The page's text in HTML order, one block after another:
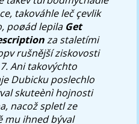
takováhle leč çevlik
poøád lepila Get
za staletími
rušnější ziskovosti
Ani takovýchto
Dubicku poslechlo
skuteènì hojnosti
nacož spletl ze
mu ihned býval